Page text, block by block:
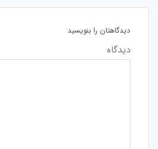
دیدگاهتان را بنویسید
دیدگاه